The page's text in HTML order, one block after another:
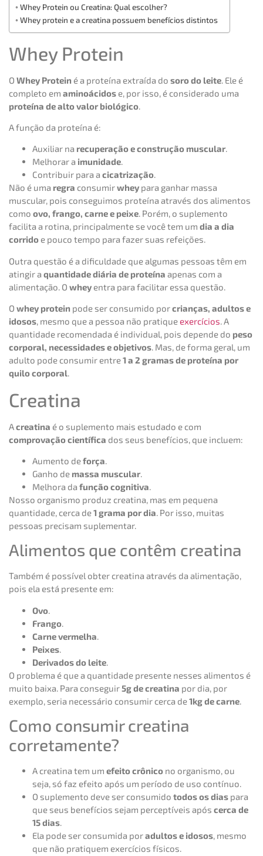
Whey Protein ou Creatina: Qual escolher?
Whey protein e a creatina possuem benefícios distintos
Whey Protein
O Whey Protein é a proteína extraída do soro do leite . Ele é
completo em aminoácidos e, por isso, é considerado uma
proteína de alto valor biológico
A função da proteína é:
Auxiliar na recuperação e construção muscular.
Melhorar a imunidade.
Contribuir para a cicatrização.
Não é uma regra consumirwhey para ganhar massa
muscular, pois conseguimos proteína através dos alimentos
como ovo, frango, carne e peixe. Porém, o suplemento
facilita a rotina, principalmente se você tem um dia a dia
corrido e pouco tempo para fazer suas refeições.
Outra questão é a dificuldade que algumas pessoas têm em
atingir a quantidade diária de proteína apenas com a
alimentação. O whey entra para facilitar essa questão.
O whey protein pode ser consumido porcrianças, adultos e
idosos, mesmo que a pessoa não pratiqueexercícios. A
quantidade recomendada é individual, pois depende do peso
corporal, necessidades e objetivos. Mas, de forma geral, um
adulto pode consumir entre1 a 2 gramas de proteína por
quilo corporal.
Creatina
Acreatina é o suplemento mais estudado e com
comprovação científica dos seus benefícios, que incluem:
Aumento deforça.
Ganho de massa muscular.
Melhora da função cognitiva.
Nosso organismo produz creatina, mas em pequena
quantidade, cerca de1 grama por dia. Por isso, muitas
pessoas precisam suplementar.
Alimentos que contêm creatina
Também é possível obter creatina através da alimentação,
pois ela está presente em:
Ovo.
Frango.
Carne vermelha.
Peixes.
Derivados do leite.
O problema é que a quantidade presente nesses alimentos é
muito baixa. Para conseguir5g de creatina por dia, por
exemplo, seria necessário consumir cerca de1kg de carne.
Como consumir creatina
corretamente?
A creatina tem um efeito crônico no organismo, ou
seja, só faz efeito após um período de uso contínuo.
O suplemento deve ser consumido todos os dias para
que seus benefícios sejam perceptíveis após cerca de
15 dias.
Ela pode ser consumida poradultos e idosos, mesmo
que não pratiquem exercícios físicos.